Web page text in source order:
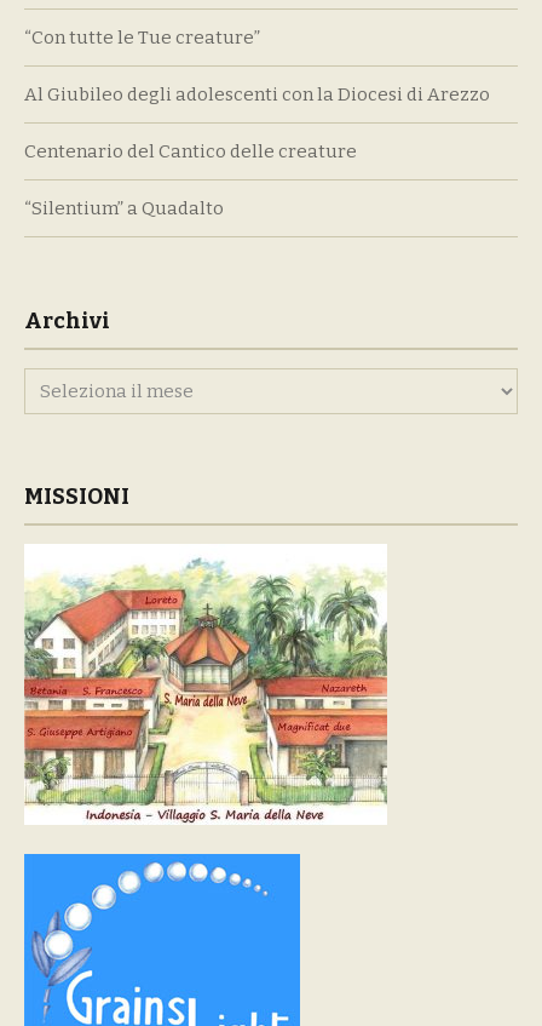
“Con tutte le Tue creature”
Al Giubileo degli adolescenti con la Diocesi di Arezzo
Centenario del Cantico delle creature
“Silentium” a Quadalto
Archivi
Archivi
MISSIONI